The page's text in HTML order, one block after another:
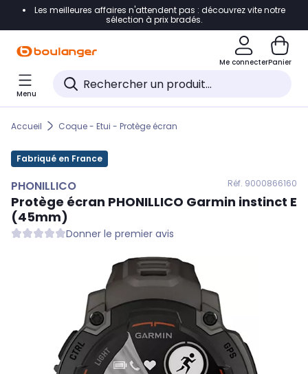
Accéder directement à la navigation
Accéder directement au pied de page
Accéder directement au chatbot
Les meilleures affaires n'attendent pas : découvrez vite notre
sélection à prix bradés.
Me connecterPanier
Menu
Accueil Coque - Etui - Protège écran
Fabriqué en France
PHONILLICO Réf. 9000866160
Protège écran PHONILLICO Garmin instinct E
(45mm)
Donner le premier avis